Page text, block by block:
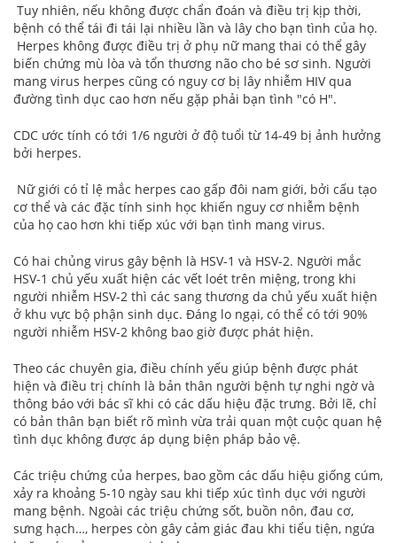
Tuy nhiên, nếu không được chẩn đoán và điều trị kịp thời,
bệnh có thể tái đi tái lại nhiều lần và lây cho bạn tình của họ.
Herpes không được điều trị ở phụ nữ mang thai có thể gây
biến chứng mù lòa và tổn thương não cho bé sơ sinh. Người
mang virus herpes cũng có nguy cơ bị lây nhiễm HIV qua
đường tình dục cao hơn nếu gặp phải bạn tình "có H".
CDC ước tính có tới 1/6 người ở độ tuổi từ 14-49 bị ảnh hưởng
bởi herpes.
Nữ giới có tỉ lệ mắc herpes cao gấp đôi nam giới, bởi cấu tạo
cơ thể và các đặc tính sinh học khiến nguy cơ nhiễm bệnh
của họ cao hơn khi tiếp xúc với bạn tình mang virus.
Có hai chủng virus gây bệnh là HSV-1 và HSV-2. Người mắc
HSV-1 chủ yếu xuất hiện các vết loét trên miệng, trong khi
người nhiễm HSV-2 thì các sang thương da chủ yếu xuất hiện
ở khu vực bộ phận sinh dục. Đáng lo ngại, có thể có tới 90%
người nhiễm HSV-2 không bao giờ được phát hiện.
Theo các chuyên gia, điều chính yếu giúp bệnh được phát
hiện và điều trị chính là bản thân người bệnh tự nghi ngờ và
thông báo với bác sĩ khi có các dấu hiệu đặc trưng. Bởi lẽ, chỉ
có bản thân bạn biết rõ mình vừa trải quan một cuộc quan hệ
tình dục không được áp dụng biện pháp bảo vệ.
Các triệu chứng của herpes, bao gồm các dấu hiệu giống cúm,
xảy ra khoảng 5-10 ngày sau khi tiếp xúc tình dục với người
mang bệnh. Ngoài các triệu chứng sốt, buồn nôn, đau cơ,
sưng hạch…, herpes còn gây cảm giác đau khi tiểu tiện, ngứa